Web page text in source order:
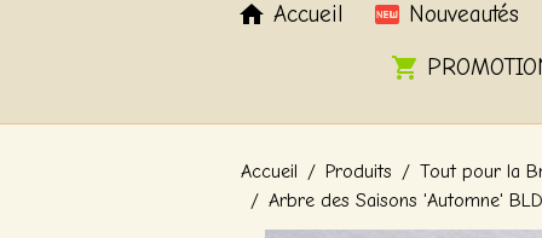
Accueil Nouveautés
Accueil Produits Tout pour la
Arbre des Saisons 'Automne'